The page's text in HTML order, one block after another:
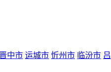
晋中市 运城市 忻州市 临汾市